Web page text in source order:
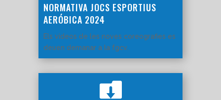
NORMATIVA JOCS ESPORTIUS
AERÓBICA 2024
Els videos de les noves coreografies es
deuen demanar a la fgcv.
